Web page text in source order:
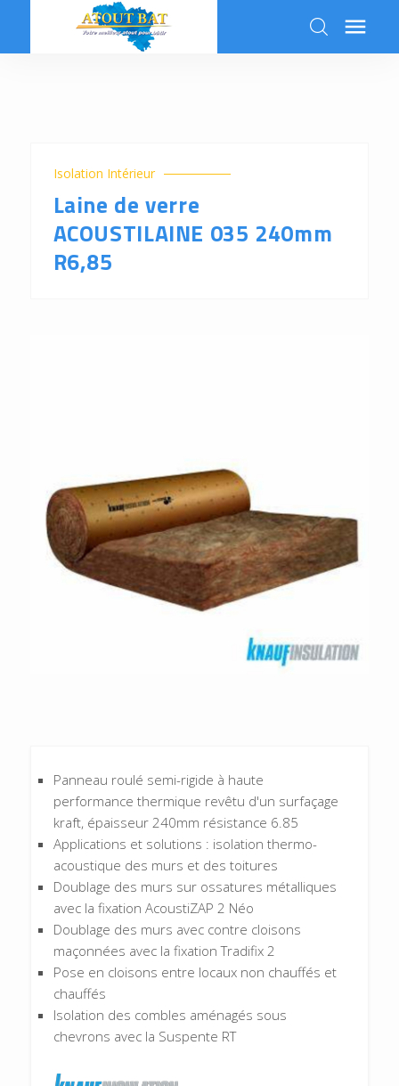
k 
Isolation Intérieur
Laine de verre
ACOUSTILAINE 035 240mm
R6,85
Panneau roulé semi-rigide à haute
performance thermique revêtu d'un surfaçage
kraft, épaisseur 240mm résistance 6.85
Applications et solutions : isolation thermo-
acoustique des murs et des toitures
Doublage des murs sur ossatures métalliques
avec la fixation AcoustiZAP 2 Néo
Doublage des murs avec contre cloisons
maçonnées avec la fixation Tradifix 2
Pose en cloisons entre locaux non chauffés et
chauffés
Isolation des combles aménagés sous
chevrons avec la Suspente RT